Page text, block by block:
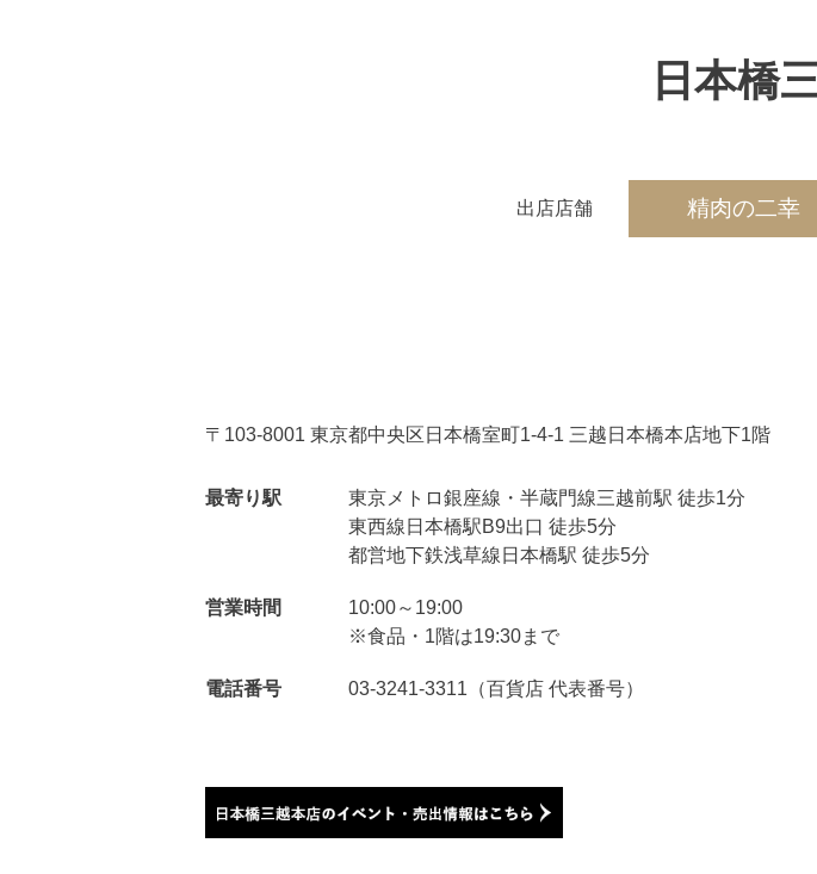
日本橋
出店店舗 精肉の二幸
〒103-8001 東京都中央区日本橋室町1-4-1 三越日本橋本店地下1階
最寄り駅
東京メトロ銀座線・半蔵門線三越前駅 徒歩1分
東西線日本橋駅B9出口 徒歩5分
都営地下鉄浅草線日本橋駅 徒歩5分
営業時間
10:00～19:00
※食品・1階は19:30まで
電話番号 03-3241-3311（百貨店 代表番号）